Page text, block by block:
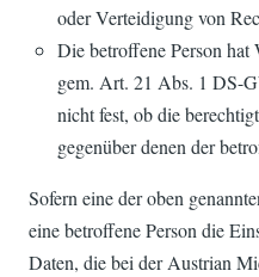
oder Verteidigung von
Die betroffene Person
gem. Art. 21 Abs. 1 DS-
nicht fest, ob die
gegenüber denen der
Sofern eine der oben
eine betroffene Person die
Daten, die bei der Austrian